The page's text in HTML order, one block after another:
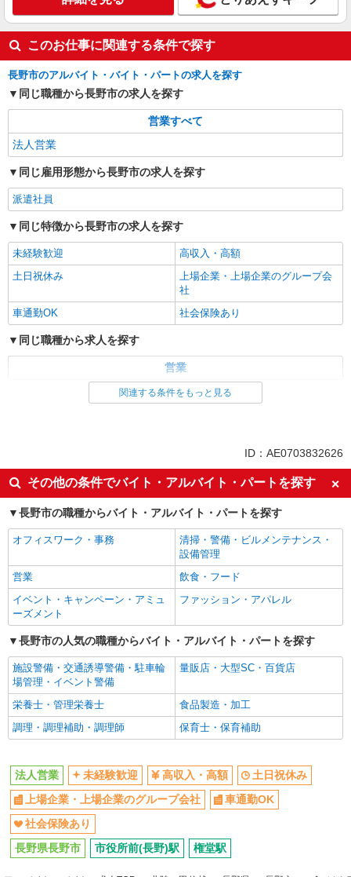
このお仕事に関連する条件で探す
長野市のアルバイト・バイト・パートの求人を探す
同じ職種から長野市の求人を探す
営業すべて
法人営業
同じ雇用形態から長野市の求人を探す
派遣社員
同じ特徴から長野市の求人を探す
未経験歓迎
高収入・高額
土日祝休み
上場企業・上場企業のグループ会
社
車通勤OK
社会保険あり
同じ職種から求人を探す
営業
同じ特徴から求人を探す
社会保険あり
関連する条件をもっと見る
ID：AE0703832626
その他の条件でバイト・アルバイト・パートを探す
長野市の職種からバイト・アルバイト・パートを探す
オフィスワーク・事務
清掃・警備・ビルメンテナンス・
設備管理
営業
飲食・フード
イベント・キャンペーン・アミュ
ーズメント
ファッション・アパレル
長野市の人気の職種からバイト・アルバイト・パートを探す
施設警備・交通誘導警備・駐車輪
場管理・イベント警備
量販店・大型SC・百貨店
栄養士・管理栄養士
食品製造・加工
調理・調理補助・調理師
保育士・保育補助
法人営業 未経験歓迎 高収入・高額
土日祝休み
上場企業・上場企業のグループ会社
車通勤OK
社会保険あり
長野県長野市
市役所前(長野)駅 権堂駅